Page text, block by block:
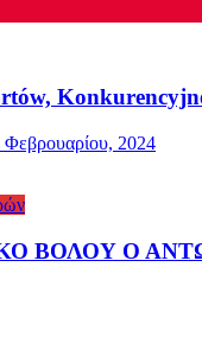
Φεβρουαρίου, 2024
ΒΟΛΟΥ Ο